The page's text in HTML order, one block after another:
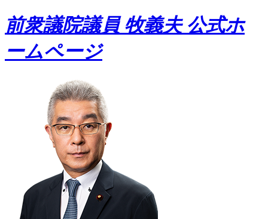
前衆議院議員 牧義夫 公式ホ
ームページ